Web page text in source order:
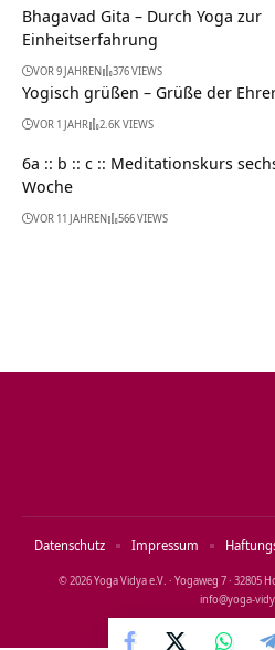
Bhagavad Gita – Durch Yoga zur
Einheitserfahrung
VOR 9 JAHREN 376 VIEWS
Yogisch grüßen – Grüße der
VOR 1 JAHR 2.6K VIEWS
6a :: b :: c :: Meditationskurs
Woche
VOR 11 JAHREN 566 VIEWS
© 2026 Yoga Vidya e.V. · Yogaweg 7 · 32805
Datenschutz Impressum